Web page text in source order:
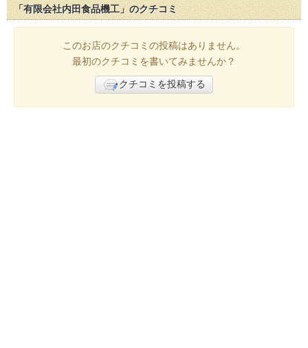
「有限会社内田食品機工」のクチコミ
このお店のクチコミの投稿はありません。
最初のクチコミを書いてみませんか？
クチコミを投稿する